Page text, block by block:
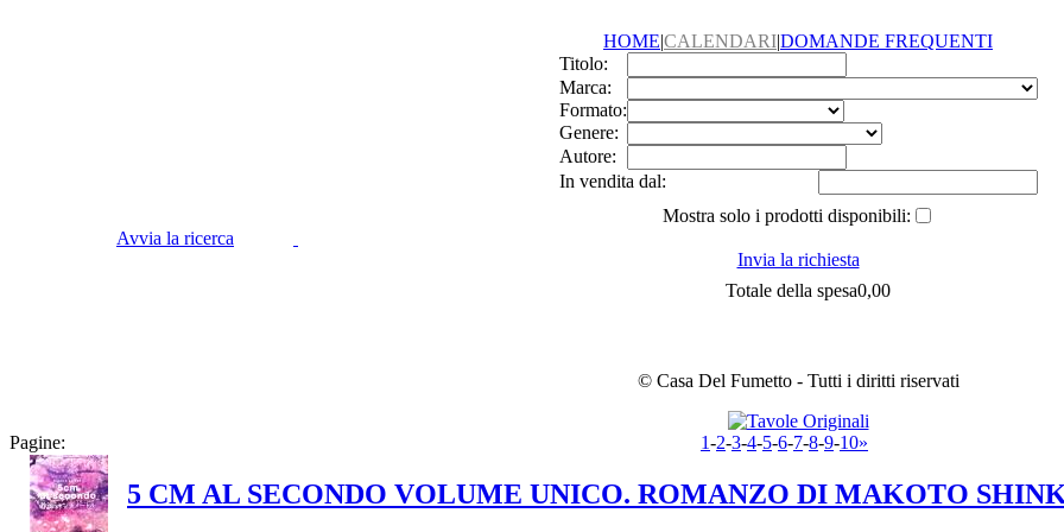
HOME|CALENDARI|DOMANDE FREQUENTI
Titolo:
Marca:
Formato:
Genere:
Autore:
In vendita dal:
Mostra solo i prodotti disponibili:
Avvia la ricerca
Totale della spesa0,00
Invia la richiesta
© Casa Del Fumetto - Tutti i diritti riservati
Pagine: 1-2-3-4-5-6-7-8-9-10»
5 CM AL SECONDO VOLUME UNICO. ROMANZO DI MAKOTO